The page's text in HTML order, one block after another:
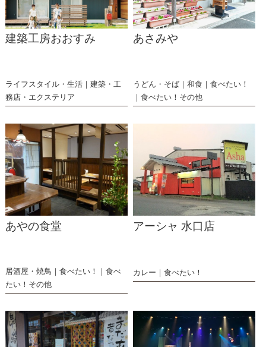
建築工房おおすみ
ライフスタイル・生活
建築・工
務店・エクステリア
あさみや
うどん・そば 和食
食べたい！
食べたい！その他
あやの食堂
居酒屋・焼鳥 食べたい！
食べ
たい！その他
アーシャ 水口店
カレー 食べたい！